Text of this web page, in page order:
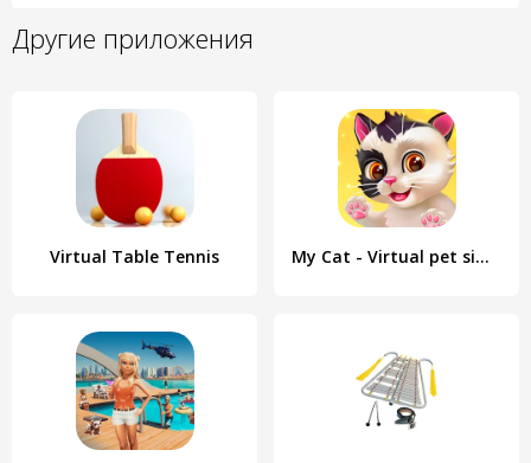
Другие приложения
Virtual Table Tennis My Cat - Virtual pet simulator